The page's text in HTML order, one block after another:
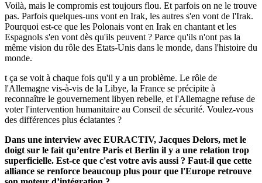
Voilà, mais le compromis est toujours flou. Et parfois on ne le trouve
pas. Parfois quelques-uns vont en Irak, les autres s'en vont de l'Irak.
Pourquoi est-ce que les Polonais vont en Irak en chantant et les
Espagnols s'en vont dès qu'ils peuvent ? Parce qu'ils n'ont pas la
même vision du rôle des Etats-Unis dans le monde, dans l'histoire du
monde.
t ça se voit à chaque fois qu'il y a un problème. Le rôle de
l'Allemagne vis-à-vis de la Libye, la France se précipite à
reconnaître le gouvernement libyen rebelle, et l'Allemagne refuse de
voter l'intervention humanitaire au Conseil de sécurité. Voulez-vous
des différences plus éclatantes ?
Dans une interview avec EURACTIV, Jacques Delors, met le
doigt sur le fait qu’entre Paris et Berlin il y a une relation trop
superficielle. Est-ce que c'est votre avis aussi ? Faut-il que cette
alliance se renforce beaucoup plus pour que l'Europe retrouve